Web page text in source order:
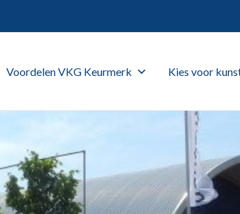
Voordelen VKG Keurmerk Kies voor